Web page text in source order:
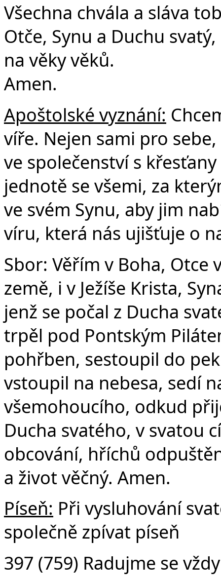
Všechna chvála a sláva
Otče, Synu a Duchu svatý,
na věky věků.
Amen.
Apoštolské vyznání:
víře. Nejen sami pro
ve společenství s
jednotě se všemi, za
ve svém Synu, aby jim
víru, která nás ujišťuje o
Sbor: Věřím v Boha,
země, i v Ježíše Krista,
jenž se počal z Ducha
trpěl pod Pontským
pohřben, sestoupil do
vstoupil na nebesa, sedí
všemohoucího, odkud
Ducha svatého, v svatou
obcování, hříchů
a život věčný. Amen.
Píseň: Při vysluhování
společně zpívat píseň
397 (759) Radujme se